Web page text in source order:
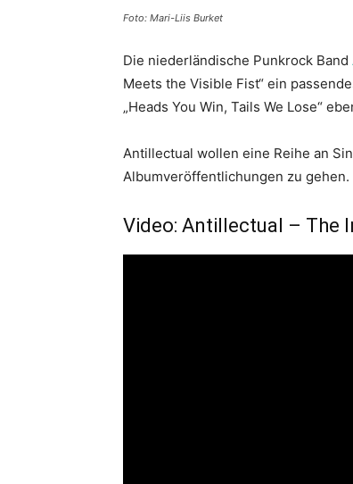
Foto: Mari-Liis Burket
Die niederländische Punkrock Band
Meets the Visible Fist“ ein
„Heads You Win, Tails We Lose“
Antillectual wollen eine Reihe an
Albumveröffentlichungen zu gehen.
Video: Antillectual – The